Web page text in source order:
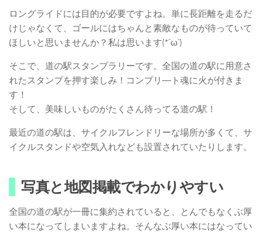
ロングライドには目的が必要ですよね。単に長距離を走るだ
けじゃなくて、ゴールにはちゃんと素敵なものが待っていて
ほしいと思いませんか？私は思います(*´ω`)
そこで、道の駅スタンプラリーです。全国の道の駅に用意さ
れたスタンプを押す楽しみ！コンプリ―ト魂に火が付きま
す！
そして、美味しいものがたくさん待ってる道の駅！
最近の道の駅は、サイクルフレンドリーな場所が多くて、サ
イクルスタンドや空気入れなども設置されていたりします。
写真と地図掲載でわかりやすい
全国の道の駅が一冊に集約されていると、とんでもなくぶ厚
い本になってしまいますよね。そんなぶ厚い本にはなってい